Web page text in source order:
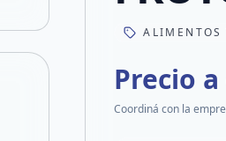
Compartir en X
ALIMENTOS
Precio
Coordiná con la